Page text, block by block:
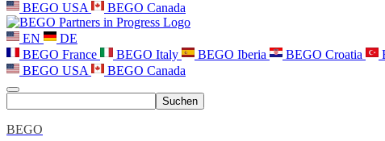
BEGO USA
BEGO Canada
EN
DE
BEGO France
BEGO Italy BEGO Iberia BEGO Croatia
BEGO USA
BEGO Canada
Suchen
BEGO